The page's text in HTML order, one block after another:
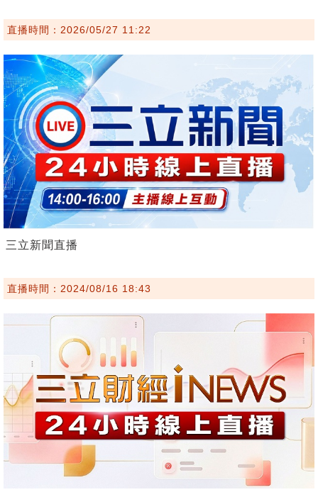
直播時間：2026/05/27 11:22
三立新聞直播
直播時間：2024/08/16 18:43